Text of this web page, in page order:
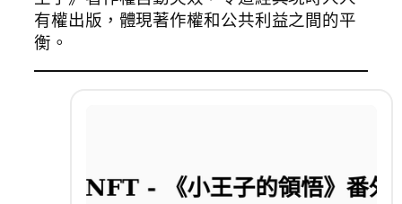
有權出版，體現著作權和公共利益之間的平
衡。